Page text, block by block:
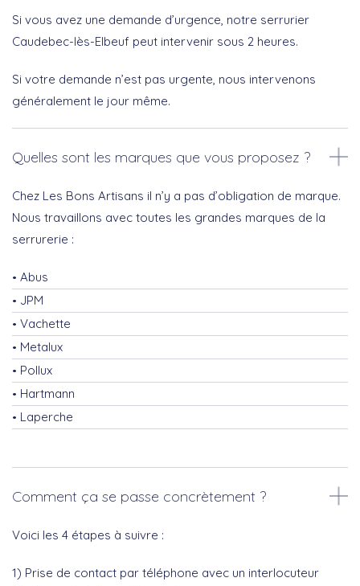
Si vous avez une demande d’urgence, notre serrurier
Caudebec-lès-Elbeuf peut intervenir sous 2 heures.
Si votre demande n’est pas urgente, nous intervenons
généralement le jour même.
Quelles sont les marques que vous proposez ?
Chez Les Bons Artisans il n’y a pas d’obligation de marque.
Nous travaillons avec toutes les grandes marques de la
serrurerie :
Abus
JPM
Vachette
Metalux
Pollux
Hartmann
Laperche
Comment ça se passe concrètement ?
Voici les 4 étapes à suivre :
1) Prise de contact par téléphone avec un interlocuteur